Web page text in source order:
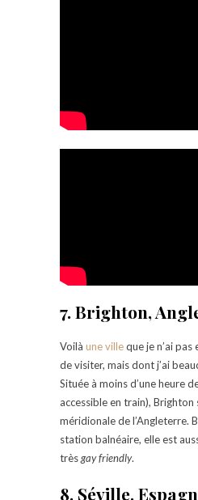
7. Brighton,
Voilà une villeque je n’ai pas
de visiter, mais dont j’ai
Située à moins d’une heure
accessible en train),
méridionale de l’Angleterre.
station balnéaire, elle est
trèsgay friendly.
8. Séville,